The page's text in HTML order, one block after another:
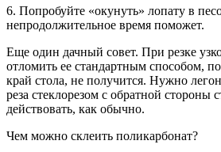
6. Попробуйте «окунуть» лопату в
непродолжительное время поможет.
Еще один дачный совет. При резке
отломить ее стандартным способом,
край стола, не получится. Нужно
реза стеклорезом с обратной стороны
действовать, как обычно.
Чем можно склеить поликарбонат?